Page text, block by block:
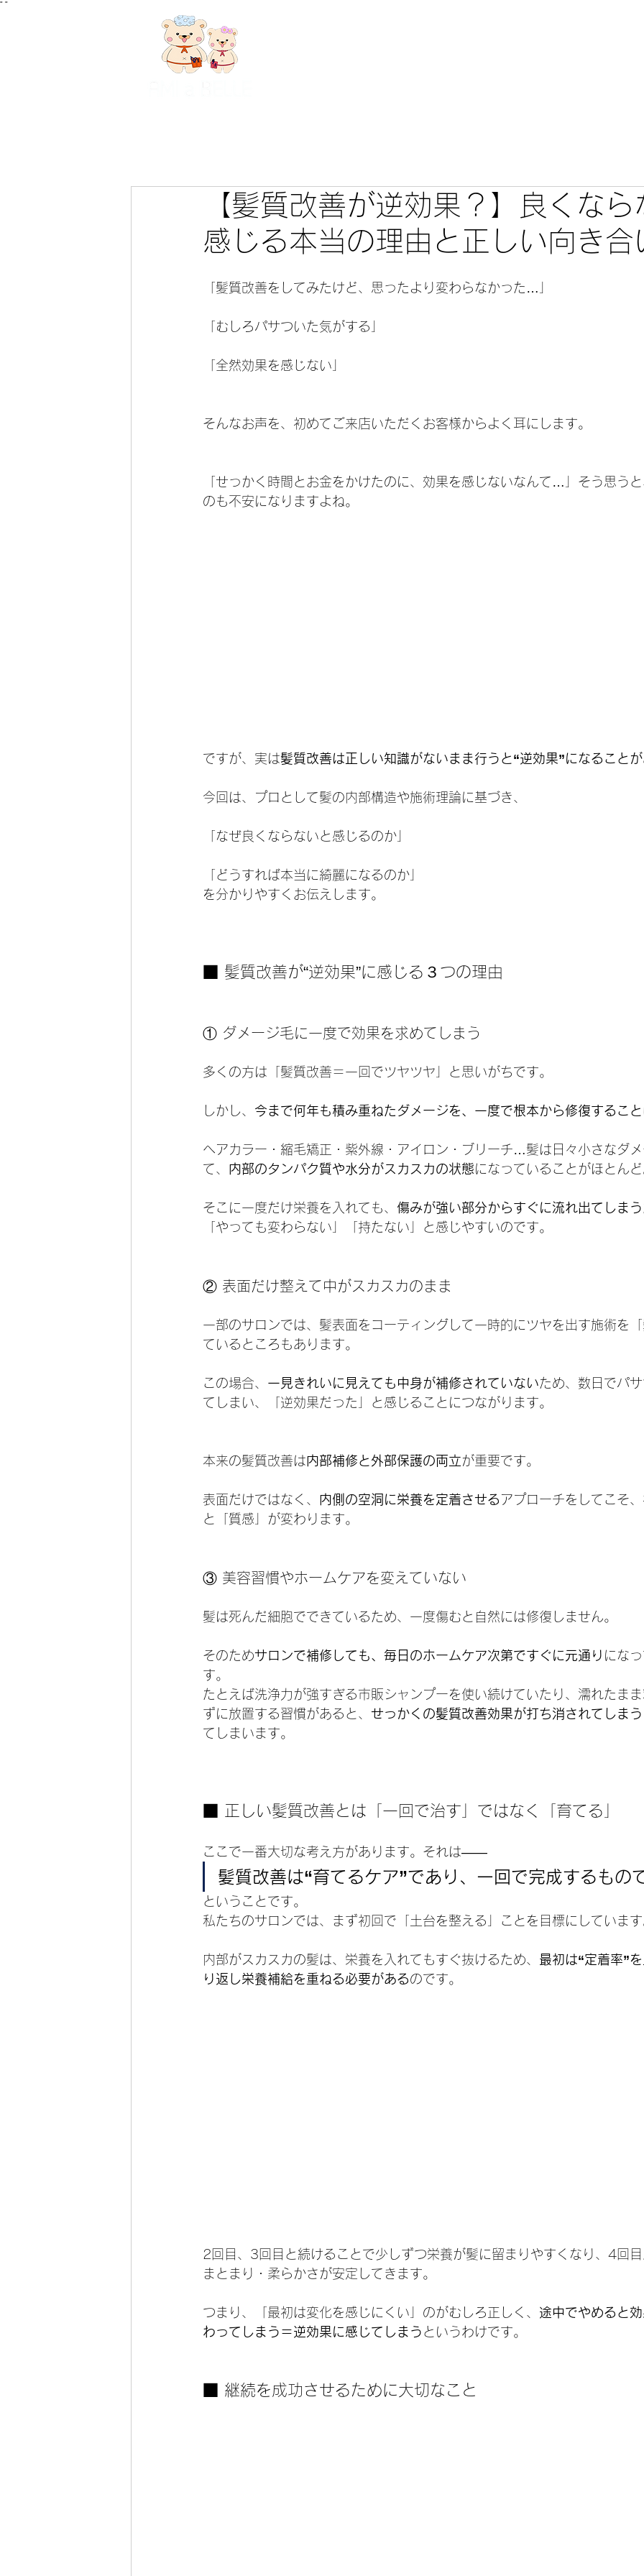
" "
【髪質改善が逆効果？】良くなら
感じる本当の理由と正しい向き合
「髪質改善をしてみたけど、思ったより変わらなかった…」
「むしろパサついた気がする」
「全然効果を感じない」
そんなお声を、初めてご来店いただくお客様からよく耳にします。
「せっかく時間とお金をかけたのに、効果を感じないなんて…」そう思う
のも不安になりますよね。
ですが、実は髪質改善は正しい知識がないまま行うと“逆効果”になることが
今回は、プロとして髪の内部構造や施術理論に基づき、
「なぜ良くならないと感じるのか」
「どうすれば本当に綺麗になるのか」
を分かりやすくお伝えします。
■ 髪質改善が“逆効果”に感じる３つの理由
① ダメージ毛に一度で効果を求めてしまう
多くの方は「髪質改善＝一回でツヤツヤ」と思いがちです。
しかし、 今まで何年も積み重ねたダメージを、一度で根本から修復するこ
ヘアカラー・縮毛矯正・紫外線・アイロン・ブリーチ…髪は日々小さなダ
て、 内部のタンパク質や水分がスカスカの状態になっていることがほとんど
そこに一度だけ栄養を入れても、 傷みが強い部分からすぐに流れ出てしまう
「やっても変わらない」「持たない」と感じやすいのです。
② 表面だけ整えて中がスカスカのまま
一部のサロンでは、髪表面をコーティングして一時的にツヤを出す施術を
ているところもあります。
この場合、 一見きれいに見えても中身が補修されていないため、数日でパ
てしまい、「逆効果だった」と感じることにつながります。
本来の髪質改善は内部補修と外部保護の両立が重要です。
表面だけではなく、 内側の空洞に栄養を定着させる アプローチをしてこそ、
と「質感」が変わります。
③ 美容習慣やホームケアを変えていない
髪は死んだ細胞でできているため、一度傷むと自然には修復しません。
そのためサロンで補修しても、毎日のホームケア次第ですぐに元通り にな
す。
たとえば洗浄力が強すぎる市販シャンプーを使い続けていたり、濡れたま
ずに放置する習慣があると、 せっかくの髪質改善効果が打ち消されてしま
てしまいます。
■ 正しい髪質改善とは「一回で治す」ではなく「育てる」
ここで一番大切な考え方があります。それは——
髪質改善は“育てるケア”であり、一回で完成するもの
ということです。
私たちのサロンでは、まず初回で「土台を整える」ことを目標にしています
内部がスカスカの髪は、栄養を入れてもすぐ抜けるため、 最初は“定着率”
り返し栄養補給を重ねる必要があるのです。
2回目、3回目と続けることで少しずつ栄養が髪に留まりやすくなり、4回目
まとまり・柔らかさが安定してきます。
つまり、「最初は変化を感じにくい」のがむしろ正しく、 途中でやめると
わってしまう＝逆効果に感じてしまう というわけです。
■ 継続を成功させるために大切なこと